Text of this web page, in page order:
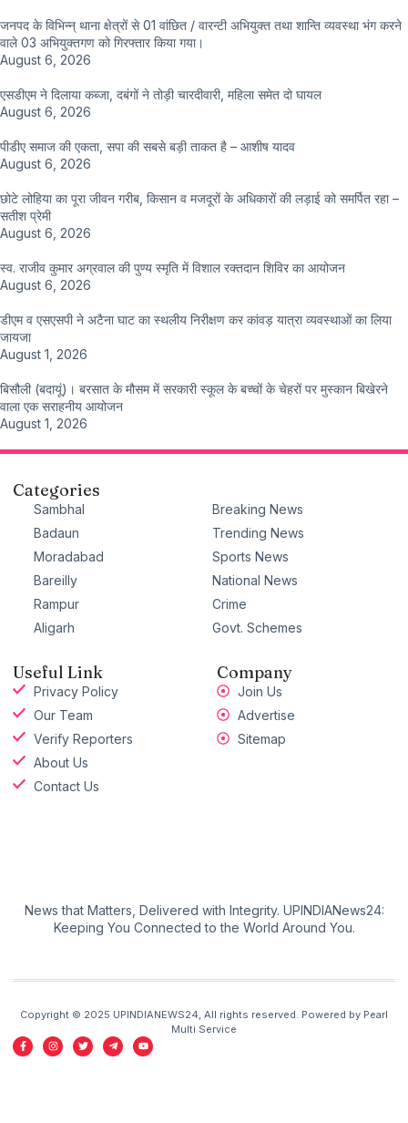
जनपद के विभिन्न् थाना क्षेत्रों से 01 वांछित / वारन्टी अभियुक्त तथा शान्ति व्यवस्था भंग करने
वाले 03 अभियुक्तगण को गिरफ्तार किया गया।
August 6, 2026
एसडीएम ने दिलाया कब्जा, दबंगों ने तोड़ी चारदीवारी, महिला समेत दो घायल
August 6, 2026
पीडीए समाज की एकता, सपा की सबसे बड़ी ताकत है – आशीष यादव
August 6, 2026
छोटे लोहिया का पूरा जीवन गरीब, किसान व मजदूरों के अधिकारों की लड़ाई को समर्पित रहा –
सतीश प्रेमी
August 6, 2026
स्व. राजीव कुमार अग्रवाल की पुण्य स्मृति में विशाल रक्तदान शिविर का आयोजन
August 6, 2026
डीएम व एसएसपी ने अटैना घाट का स्थलीय निरीक्षण कर कांवड़ यात्रा व्यवस्थाओं का लिया
जायजा
August 1, 2026
बिसौली (बदायूं)। बरसात के मौसम में सरकारी स्कूल के बच्चों के चेहरों पर मुस्कान बिखेरने
वाला एक सराहनीय आयोजन
August 1, 2026
Categories
Sambhal
Badaun
Moradabad
Bareilly
Rampur
Aligarh
Breaking News
Trending News
Sports News
National News
Crime
Govt. Schemes
Useful Link
Privacy Policy
Our Team
Verify Reporters
About Us
Contact Us
Company
Join Us
Advertise
Sitemap
News that Matters, Delivered with Integrity. UPINDIANews24:
Keeping You Connected to the World Around You.
Copyright © 2025 UPINDIANEWS24, All rights reserved. Powered by Pearl
Multi Service